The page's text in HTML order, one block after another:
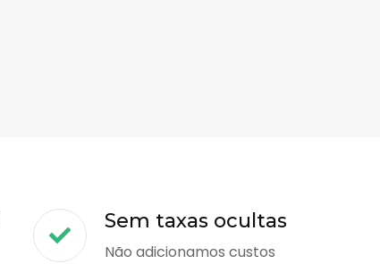
Sem taxas ocultas
Não adicionamos custos